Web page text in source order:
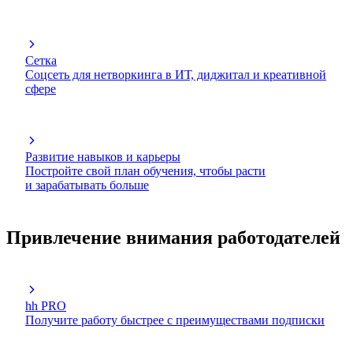
Сетка
Соцсеть для нетворкинга в ИТ, диджитал и креативной
сфере
Развитие навыков и карьеры
Постройте свой план обучения, чтобы расти
и зарабатывать больше
Привлечение внимания работодателей
hh PRO
Получите работу быстрее с преимуществами подписки